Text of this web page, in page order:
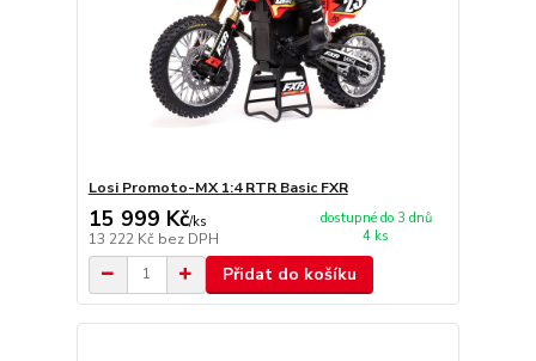
Losi Promoto-MX 1:4 RTR Basic FXR
15 999 Kč/ks
13 222 Kč bez DPH
dostupné do 3 dnů
4 ks
Přidat do košíku